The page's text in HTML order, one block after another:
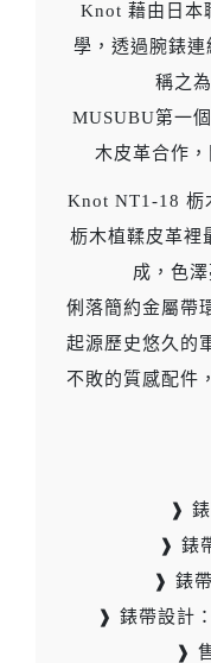
Knot 藉由日本
學，透過腕錶
稱之
MUSUBU第一
木皮革合作
Knot NT1-18 栃
栃木植鞣皮革裡
成，色
俐落簡約金屬帶
起源歷史悠久的
不敗的質感配件
❱
❱ 錶
❱ 錶
❱ 錶帶設計
❱